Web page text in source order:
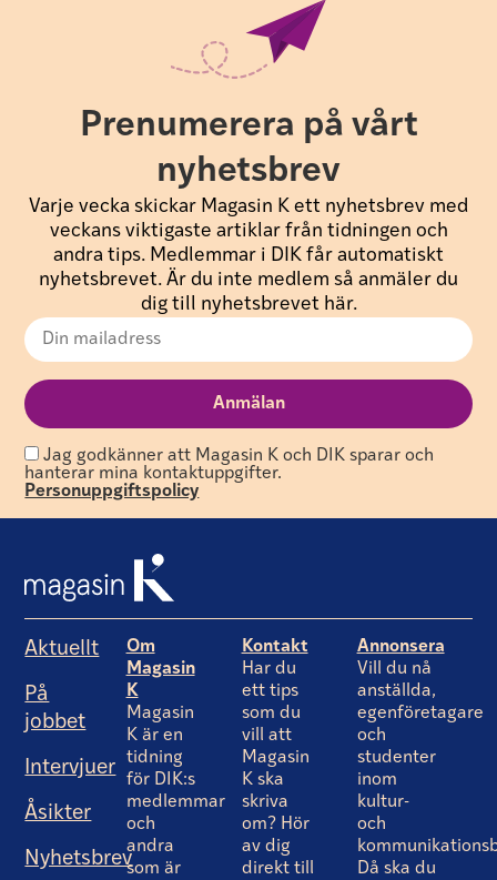
Prenumerera på vårt
nyhetsbrev
Varje vecka skickar Magasin K ett nyhetsbrev med
veckans viktigaste artiklar från tidningen och
andra tips. Medlemmar i DIK får automatiskt
nyhetsbrevet. Är du inte medlem så anmäler du
dig till nyhetsbrevet här.
Jag godkänner att Magasin K och DIK sparar och
hanterar mina kontaktuppgifter.
Personuppgiftspolicy
Aktuellt
På
jobbet
Intervjuer
Åsikter
Nyhetsbrev
Om
Magasin
K
Magasin
K är en
tidning
för DIK:s
medlemmar
och
andra
som är
Kontakt
Har du
ett tips
som du
vill att
Magasin
K ska
skriva
om? Hör
av dig
direkt till
Annonsera
Vill du nå
anställda,
egenföretagare
och
studenter
inom
kultur-
och
Då ska du